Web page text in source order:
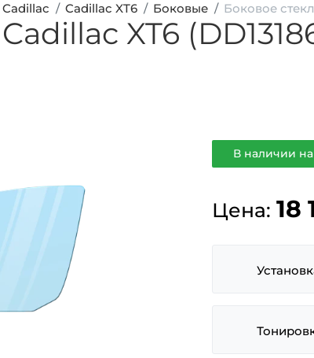
Cadillac XT6 Боковые Боковое
XT6
В наличии на
Цена: 18